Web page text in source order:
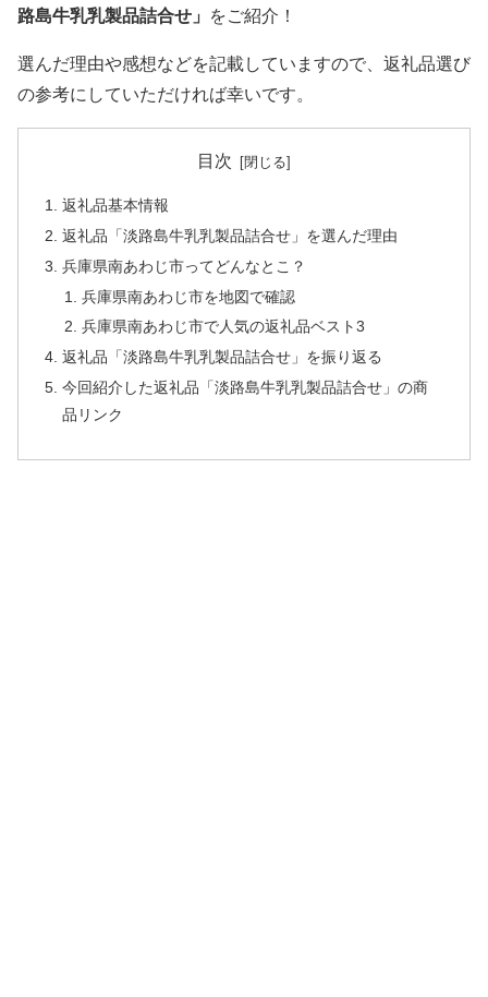
路島牛乳乳製品詰合せ」
をご紹介！
選んだ理由や感想などを記載していますので、返礼品選び
の参考にしていただければ幸いです。
目次
返礼品基本情報
返礼品「淡路島牛乳乳製品詰合せ」を選んだ理由
兵庫県南あわじ市ってどんなとこ？
兵庫県南あわじ市を地図で確認
兵庫県南あわじ市で人気の返礼品ベスト3
返礼品「淡路島牛乳乳製品詰合せ」を振り返る
今回紹介した返礼品「淡路島牛乳乳製品詰合せ」の商
品リンク